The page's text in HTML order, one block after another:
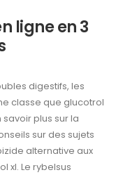
ligne en 3
digestifs, les
classe que glucotrol
savoir plus sur la
sur des sujets
alternative aux
xl. Le rybelsus